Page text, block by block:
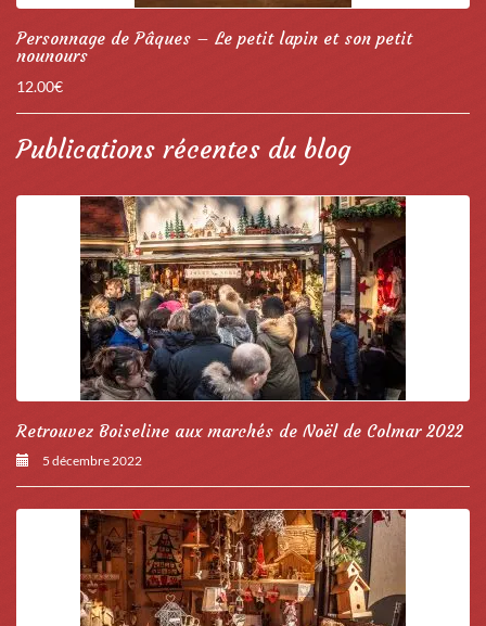
Personnage de Pâques – Le petit lapin et son petit
nounours
12.00€
Publications récentes du blog
Retrouvez Boiseline aux marchés de Noël de Colmar 2022
5 décembre 2022